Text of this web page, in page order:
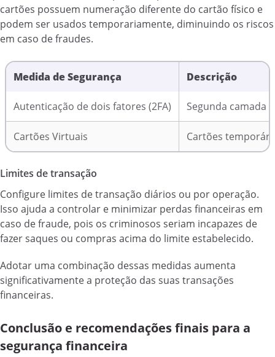
cartões possuem numeração diferente do cartão físico e
podem ser usados temporariamente, diminuindo os riscos
em caso de fraudes.
Medida de Segurança Descrição
Autenticação de dois fatores (2FA) Segunda camada
Cartões Virtuais Cartões
Limites de transação
Configure limites de transação diários ou por operação.
Isso ajuda a controlar e minimizar perdas financeiras em
caso de fraude, pois os criminosos seriam incapazes de
fazer saques ou compras acima do limite estabelecido.
Adotar uma combinação dessas medidas aumenta
significativamente a proteção das suas transações
financeiras.
Conclusão e recomendações finais para a
segurança financeira